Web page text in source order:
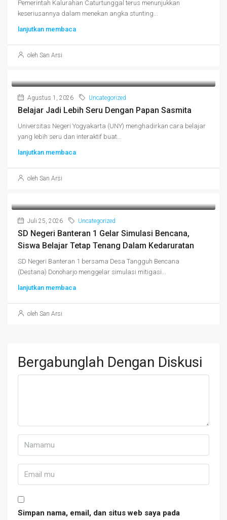
Pemerintah Kalurahan Caturtunggal terus menunjukkan
keseriusannya dalam menekan angka stunting...
lanjutkan membaca
oleh San Arsi
Agustus 1, 2026 Uncategorized
Belajar Jadi Lebih Seru Dengan Papan Sasmita
Universitas Negeri Yogyakarta (UNY) menghadirkan cara belajar
yang lebih seru dan interaktif buat...
lanjutkan membaca
oleh San Arsi
Juli 25, 2026 Uncategorized
SD Negeri Banteran 1 Gelar Simulasi Bencana,
Siswa Belajar Tetap Tenang Dalam Kedaruratan
SD Negeri Banteran 1 bersama Desa Tangguh Bencana
(Destana) Donoharjo menggelar simulasi mitigasi...
lanjutkan membaca
oleh San Arsi
Bergabunglah Dengan Diskusi
Simpan nama, email, dan situs web saya pada